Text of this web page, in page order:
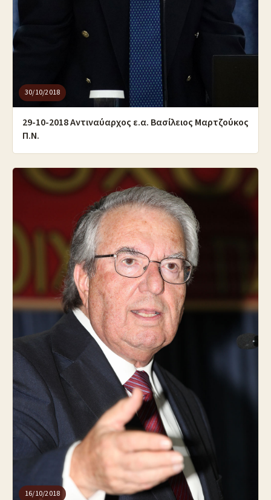
30/10/2018
29-10-2018 Αντιναύαρχος ε.α. Βασίλειος Μαρτζούκος
Π.Ν.
16/10/2018